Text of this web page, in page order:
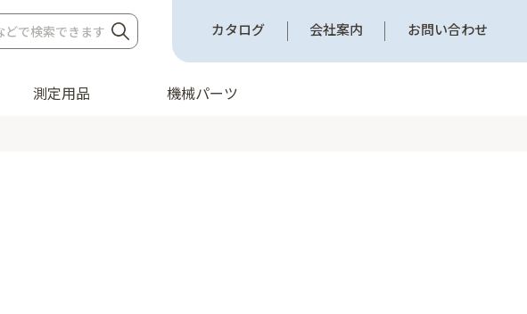
カタログ 会社案内 お問い合わせ
測定用品 機械パーツ